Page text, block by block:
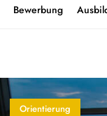
Bewerbung
Orientierung